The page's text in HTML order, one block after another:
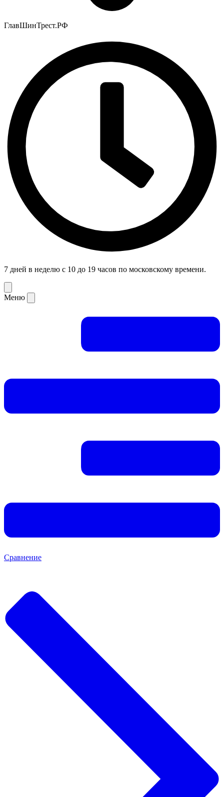
ГлавШинТрест.РФ
7 дней в неделю с 10 до 19 часов по московскому времени.
Меню
Сравнение